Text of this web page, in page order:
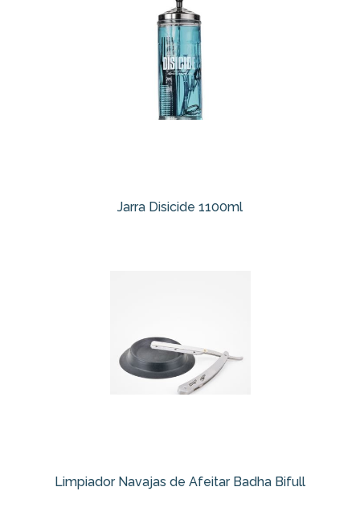
Jarra Disicide 1100ml
Limpiador Navajas de Afeitar Badha Bifull